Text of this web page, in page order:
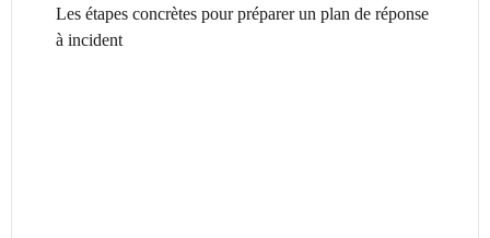
Les étapes concrètes pour préparer un plan de réponse
à incident